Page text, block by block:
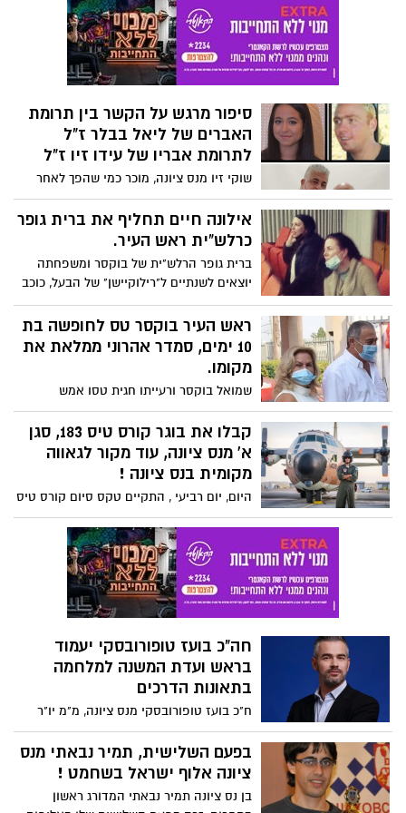
באמצעות מימן ואמוניה, הודיעה כי חתמה על
הסכם לשיתוף פעולה עם התאגיד הבינלאומי
ABB, שנסחר בבורסות בשווייץ ובארה"ב לפי
סיפור מרגש על הקשר בין תרומת
האברים של ליאל בבלר ז"ל
לתרומת אבריו של עידו זיו ז"ל
שוקי זיו מנס ציונה, מוכר כמי שהפך לאחר
מותו הטראגי בתאונת אופנוע של בנו, עידו ז"ל
-(בתמונה למעלה מימין) למרצה מבוקש
ונושא הלפיד בשכנוע רבים ככל האפשר
בסיפורה של ליאל בבלר ז"ל ( בתמונה למעלה
משמאל) שכה התרשמה מהרצאה שלו
נהרגה לימים בתאונה ואבריה הצילו חמישה
אנשים. ועל פגישתו השבוע, עם אביה, רפי.
(שניהם בתמונה התחתונה).
אילונה חיים תחליף את ברית גופר
כרלש"ית ראש העיר.
ברית גופר הרלש"ית של בוקסר ומשפחתה
יוצאים לשנתיים ל"רילוקיישן" של הבעל, כוכב
העבר של נס ציונה בכדורסל, רועי, בגרמניה.
את מקומה תמלא אילונה חיים, (37) בוגרת
תואר ראשון בתקשורת ואם לשלושה, שעבדה
ב"טבע" כמנהלת פרוייקטים. אילונה אף היא
נמנית על פעיליו של בוקסר, אך מדובר כמובן
במשרת אמון, הנתונה לשיקולו הבלעדי.
בתמונה- השתיים בישיבת המליאה השבוע.
ראש העיר בוקסר טס לחופשה בת
10 ימים, סמדר אהרוני ממלאת את
מקומו.
שמואל בוקסר ורעייתו חגית טסו אמש
לחופשה, כדי לפגוש את בתם נטע ומשפחתה,
לאחר תקופה ארוכה בה לא התראו. אגב,
הטיסה נדחתה ביממה בשל מזג האויר
וההיערכות לסופה. מליאת מ. העיר אישרה
את הודעתו על החלפתו על ידי סגניתו, סמדר
אהרוני.
קבלו את בוגר קורס טיס 183, סגן
א' מנס ציונה, עוד מקור לגאווה
מקומית בנס ציונה !
היום, יום רביעי , התקיים טקס סיום קורס טיס
מספר 183 בבסיס חיל-האוויר בחצרים, בו
הוענקו כנפי טיסה לבוגרים. בין המסיימים סגן
א', בן 21, תושב נס ציונה, אשר אמו שירתה
כקצינה בחיל האוויר...
חה"כ בועז טופורובסקי יעמוד
בראש ועדת המשנה למלחמה
בתאונות הדרכים
ח"כ בועז טופורובסקי מנס ציונה, מ"מ יו"ר
הקואליציה ויו"ר סיעת יש עתיד הפך ללוחם
הגדול בכנסת למען הבטיחות בדרכים להלן
סירטון בו הוא מספר על הנושא וכן קטע
של y net
בפעם השלישית, תמיר נבאתי מנס
ציונה אלוף ישראל בשחמט !
בן נס ציונה תמיר נבאתי המדורג ראשון